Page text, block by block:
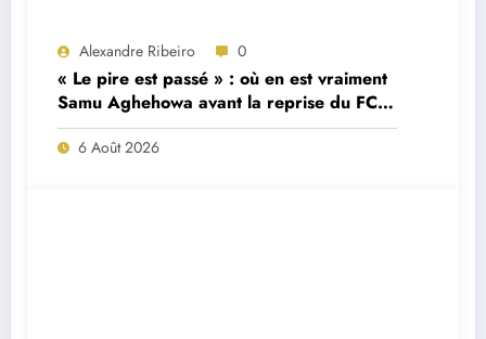
Alexandre Ribeiro 0
« Le pire est passé » : où en est vraiment
Samu Aghehowa avant la reprise du FC
Porto ?
6 Août 2026